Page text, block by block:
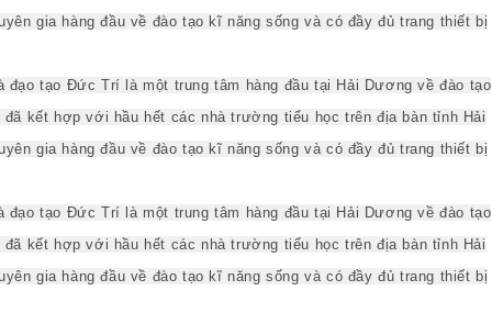
gia hàng đầu về đào tạo kĩ năng sống và có đầy đủ trang thiết bị
đạo tạo Đức Trí là một trung tâm hàng đầu tại Hải Dương về đào tạo
đã kết hợp với hầu hết các nhà trường tiểu học trên địa bàn tỉnh Hải
gia hàng đầu về đào tạo kĩ năng sống và có đầy đủ trang thiết bị
đạo tạo Đức Trí là một trung tâm hàng đầu tại Hải Dương về đào tạo
đã kết hợp với hầu hết các nhà trường tiểu học trên địa bàn tỉnh Hải
gia hàng đầu về đào tạo kĩ năng sống và có đầy đủ trang thiết bị